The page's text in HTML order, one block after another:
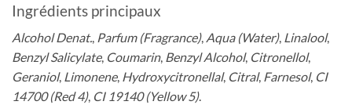
Ingrédients principaux
Alcohol Denat., Parfum (Fragrance), Aqua (Water), Linalool,
Benzyl Salicylate, Coumarin, Benzyl Alcohol, Citronellol,
Geraniol, Limonene, Hydroxycitronellal, Citral, Farnesol, CI
14700 (Red 4), CI 19140 (Yellow 5).